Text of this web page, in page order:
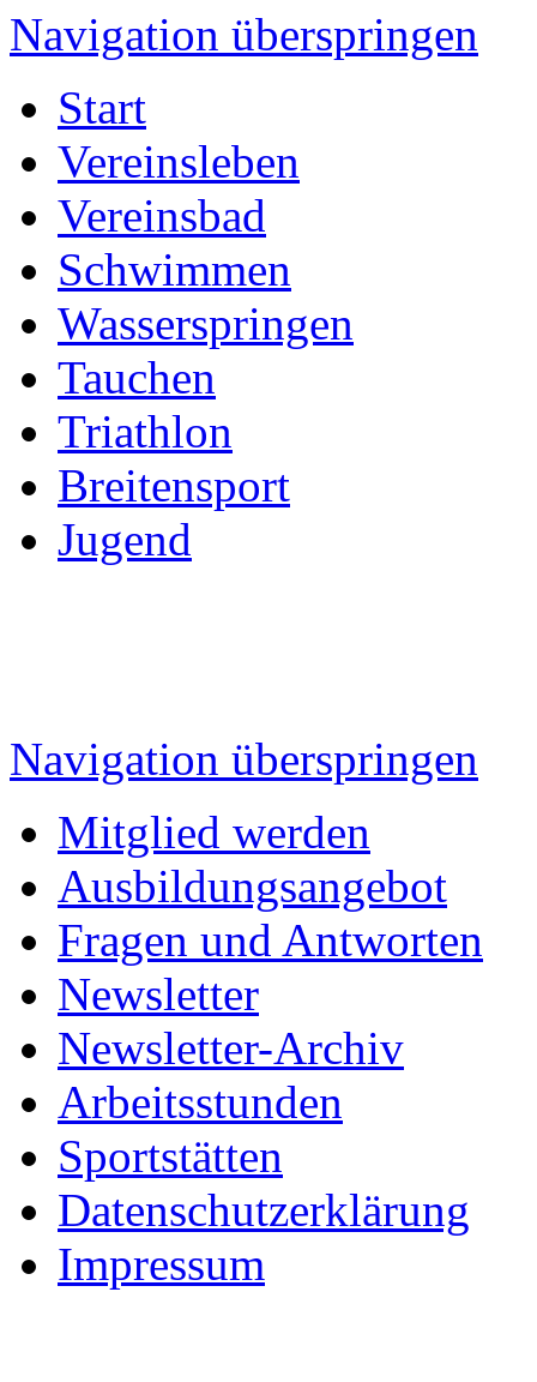
Navigation überspringen
Start
Vereinsleben
Vereinsbad
Schwimmen
Wasserspringen
Tauchen
Triathlon
Breitensport
Jugend
Navigation überspringen
Mitglied werden
Ausbildungsangebot
Fragen und Antworten
Newsletter
Newsletter-Archiv
Arbeitsstunden
Sportstätten
Datenschutzerklärung
Impressum